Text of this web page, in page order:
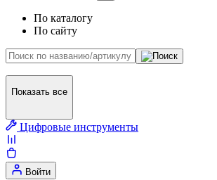
По каталогу
По сайту
Показать все
Цифровые инструменты
Войти